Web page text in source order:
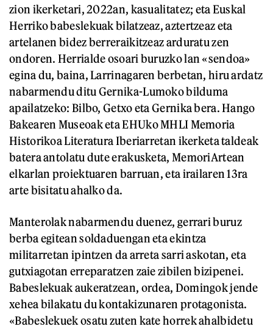
zion ikerketari, 2022an, kasualitatez; eta Euskal
Herriko babeslekuak bilatzeaz, aztertzeaz eta
artelanen bidez berreraikitzeaz arduratu zen
ondoren. Herrialde osoari buruzko lan «sendoa»
egina du, baina, Larrinagaren berbetan, hiru ardatz
nabarmendu ditu Gernika-Lumoko bilduma
apailatzeko: Bilbo, Getxo eta Gernika bera. Hango
Bakearen Museoak eta EHUko MHLI Memoria
Historikoa Literatura Iberiarretan ikerketa taldeak
batera antolatu dute erakusketa, MemoriArtean
elkarlan proiektuaren barruan, eta irailaren 13ra
arte bisitatu ahalko da.
Manterolak nabarmendu duenez, gerrari buruz
berba egitean soldaduengan eta ekintza
militarretan ipintzen da arreta sarri askotan, eta
gutxiagotan erreparatzen zaie zibilen bizipenei.
Babeslekuak aukeratzean, ordea, Domingok jende
xehea bilakatu du kontakizunaren protagonista.
«Babeslekuek osatu zuten kate horrek ahalbidetu